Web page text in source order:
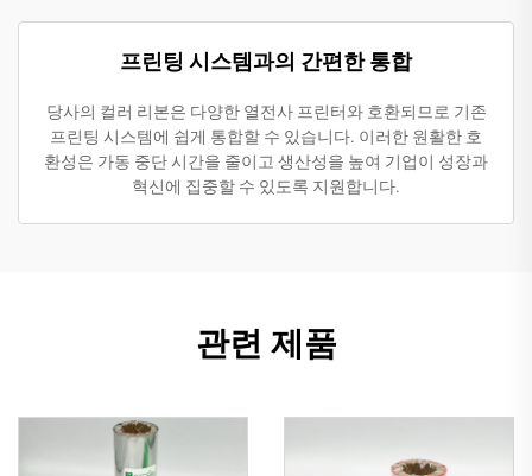
프린팅 시스템과의 간편한 통합
당사의 컬러 리본은 다양한 열전사 프린터와 호환되므로 기존
프린팅 시스템에 쉽게 통합할 수 있습니다. 이러한 원활한 호
환성은 가동 중단 시간을 줄이고 생산성을 높여 기업이 성장과
혁신에 집중할 수 있도록 지원합니다.
관련 제품